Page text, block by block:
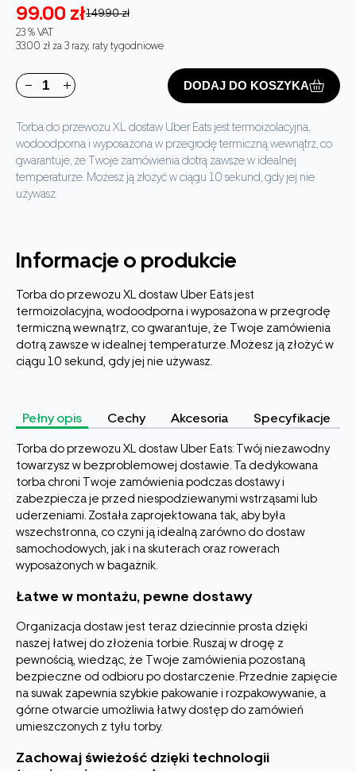
149.90 zł
99.00 zł
23 % VAT
33.00 zł za 3 razy, raty tygodniowe
DODAJ DO KOSZYKA
Torba do przewozu XL dostaw Uber Eats jest termoizolacyjna,
wodoodporna i wyposażona w przegrodę termiczną wewnątrz, co
gwarantuje, że Twoje zamówienia dotrą zawsze w idealnej
temperaturze. Możesz ją złożyć w ciągu 10 sekund, gdy jej nie
używasz.
Informacje o produkcie
Torba do przewozu XL dostaw Uber Eats jest
termoizolacyjna, wodoodporna i wyposażona w przegrodę
termiczną wewnątrz, co gwarantuje, że Twoje zamówienia
dotrą zawsze w idealnej temperaturze. Możesz ją złożyć w
ciągu 10 sekund, gdy jej nie używasz.
Pełny opis Cechy Akcesoria Specyfikacje
Torba do przewozu XL dostaw Uber Eats: Twój niezawodny
towarzysz w bezproblemowej dostawie. Ta dedykowana
torba chroni Twoje zamówienia podczas dostawy i
zabezpiecza je przed niespodziewanymi wstrząsami lub
uderzeniami. Została zaprojektowana tak, aby była
wszechstronna, co czyni ją idealną zarówno do dostaw
samochodowych, jak i na skuterach oraz rowerach
wyposażonych w bagażnik.
Łatwe w montażu, pewne dostawy
Organizacja dostaw jest teraz dziecinnie prosta dzięki
naszej łatwej do złożenia torbie. Ruszaj w drogę z
pewnością, wiedząc, że Twoje zamówienia pozostaną
bezpieczne od odbioru po dostarczenie. Przednie zapięcie
na suwak zapewnia szybkie pakowanie i rozpakowywanie, a
górne otwarcie umożliwia łatwy dostęp do zamówień
umieszczonych z tyłu torby.
Zachowaj świeżość dzięki technologii